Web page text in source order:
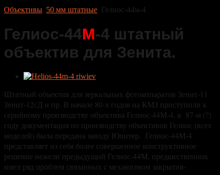
Объективы 50 мм штатные Гелиос-44м-4
Гелиос-44М-4 штатный
объектив для Зенита.
Штатный объектив для зеркальных фотоаппаратов Зенит-11
Зенит-12сД и пр. В начале 80-х годов на КМЗ приступили к
серийному производству объектива Гелиос-44М-4, в 87-м (?)
году документация по производству объективов Гелиос (всех
моделей) была передана заводу Юпитер. Гелиос-44М-4
представляет из себя более совершенное конструктивное
решение нежели предыдущий Гелиос-44М, предшественник
имел ряд проблем связанных с механизмом закрытия-